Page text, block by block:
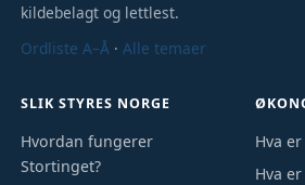
kildebelagt og lettlest.
Ordliste A–Å ·Alle temaer
SLIK STYRES NORGE
Hvordan fungerer
Stortinget?
Hva
Hva